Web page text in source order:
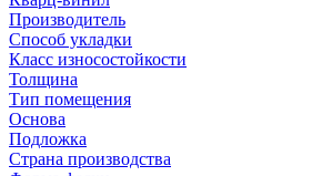
Производитель
Способ укладки
Класс износостойкости
Толщина
Тип помещения
Основа
Подложка
Страна производства